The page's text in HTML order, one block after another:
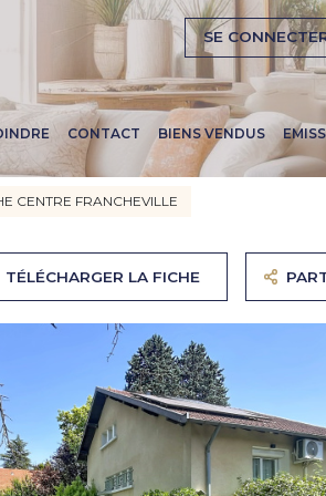
SE
CONTACT BIENS VENDUS
CENTRE FRANCHEVILLE
TÉLÉCHARGER LA FICHE